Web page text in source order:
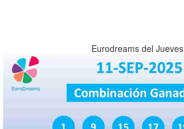
Eurodreams del Jueves